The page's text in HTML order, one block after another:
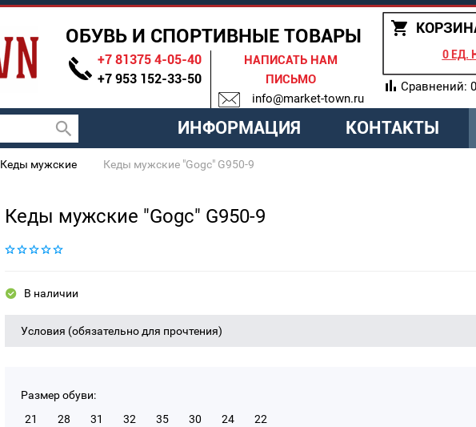
ОБУВЬ И СПОРТИВНЫЕ ТОВАРЫ
+7 81375 4-05-40
+7 953 152-33-50
НАПИСАТЬ НАМ
ПИСЬМО
info@market-town.ru
0 ЕД.
Сравнений: 0
ИНФОРМАЦИЯ КОНТАКТЫ
Кеды мужские Кеды мужские "Gogc" G950-9
Кеды мужские "Gogc" G950-9
В наличии
Условия (обязательно для прочтения)
Размер обуви:
21
28 31 32 35 30 24
22